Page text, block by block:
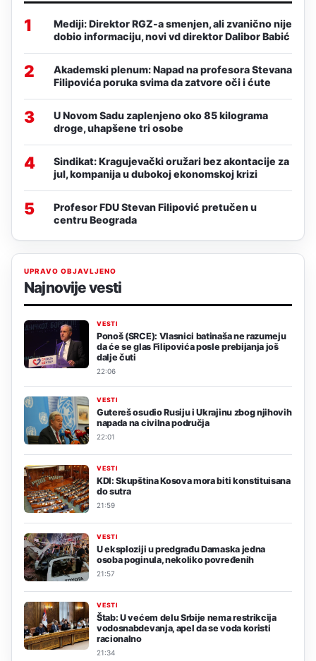
1
Mediji: Direktor RGZ-a smenjen, ali zvanično nije
dobio informaciju, novi vd direktor Dalibor Babić
2
Akademski plenum: Napad na profesora Stevana
Filipovića poruka svima da zatvore oči i ćute
3
U Novom Sadu zaplenjeno oko 85 kilograma
droge, uhapšene tri osobe
4
Sindikat: Kragujevački oružari bez akontacije za
jul, kompanija u dubokoj ekonomskoj krizi
5
Profesor FDU Stevan Filipović pretučen u
centru Beograda
UPRAVO OBJAVLJENO
Najnovije vesti
VESTI
Ponoš (SRCE): Vlasnici batinaša ne razumeju
da će se glas Filipovića posle prebijanja još
dalje čuti
22:06
VESTI
Gutereš osudio Rusiju i Ukrajinu zbog njihovih
napada na civilna područja
22:01
VESTI
KDI: Skupština Kosova mora biti konstituisana
do sutra
21:59
VESTI
U eksploziji u predgrađu Damaska jedna
osoba poginula, nekoliko povređenih
21:57
VESTI
Štab: U većem delu Srbije nema restrikcija
vodosnabdevanja, apel da se voda koristi
racionalno
21:34